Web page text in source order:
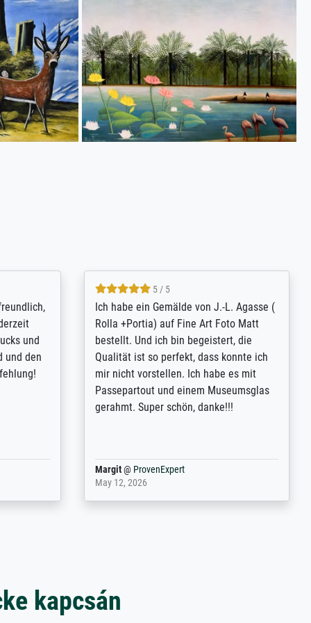
is
go-to
on -
4.8 / 5
Qualité absolument irréprochable.
Extraordinaire diversité des thèmes
abordés et personnalisation des
demandes (recadrage, réajustement des
couleurs). Relation clientèle parfaite.
Transport, réception sans aucun
problème. Merci à toute l'équipe ! Hervé
Anonym@ProvenExpert
March 31, 2025
kapcsán